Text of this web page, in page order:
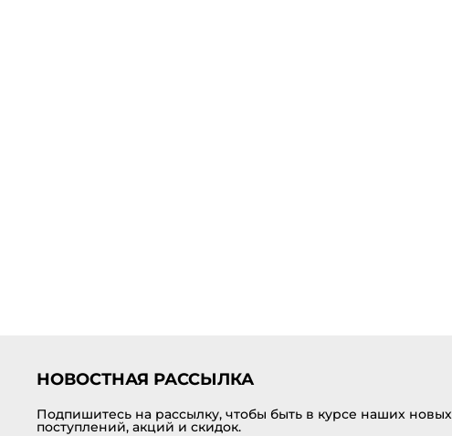
НОВОСТНАЯ РАССЫЛКА
Подпишитесь на рассылку, чтобы быть в курсе наших новых
поступлений, акций и скидок.